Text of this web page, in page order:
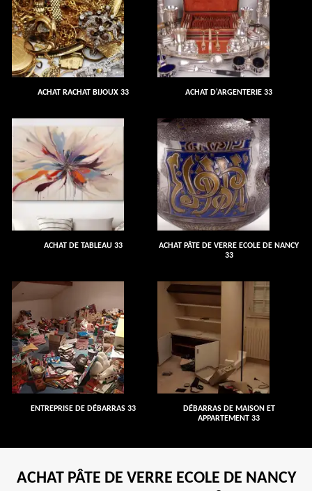
ACHAT RACHAT BIJOUX 33 ACHAT D'ARGENTERIE 33
ACHAT DE TABLEAU 33
ACHAT PÂTE DE VERRE ECOLE DE NANCY
33
ENTREPRISE DE DÉBARRAS 33
DÉBARRAS DE MAISON ET
APPARTEMENT 33
ACHAT PÂTE DE VERRE ECOLE DE NANCY